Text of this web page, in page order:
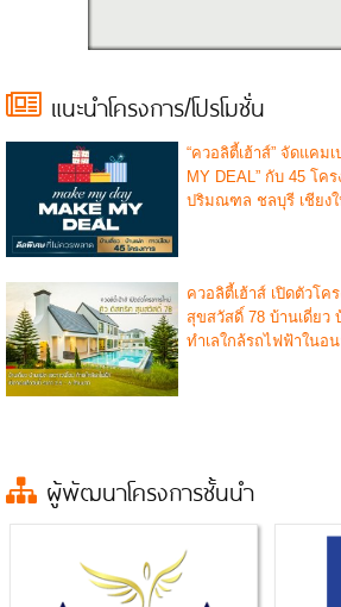
แนะนำโครงการ/โปรโมชั่น
“ควอลิตี้เฮ้าส์” จัดแคม
MY DEAL” กับ 45 โค
ปริมณฑล ชลบุรี เชียง
ควอลิตี้เฮ้าส์ เปิดตัวโค
สุขสวัสดิ์ 78 บ้านเดี่ยว
ทำเลใกล้รถไฟฟ้าในอ
ผู้พัฒนาโครงการชั้นนำ